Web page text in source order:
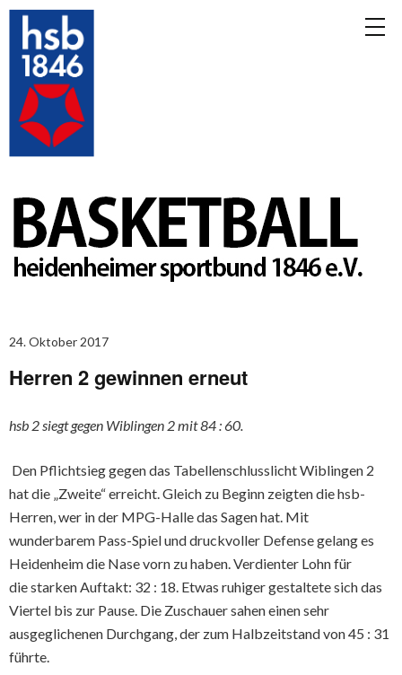
24. Oktober 2017
Herren 2 gewinnen erneut
hsb 2 siegt gegen Wiblingen 2 mit 84 : 60.
Den Pflichtsieg gegen das Tabellenschlusslicht Wiblingen 2
hat die „Zweite“ erreicht. Gleich zu Beginn zeigten die hsb-
Herren, wer in der MPG-Halle das Sagen hat. Mit
wunderbarem Pass-Spiel und druckvoller Defense gelang es
Heidenheim die Nase vorn zu haben. Verdienter Lohn für
die starken Auftakt: 32 : 18. Etwas ruhiger gestaltete sich das
Viertel bis zur Pause. Die Zuschauer sahen einen sehr
ausgeglichenen Durchgang, der zum Halbzeitstand von 45 : 31
führte.